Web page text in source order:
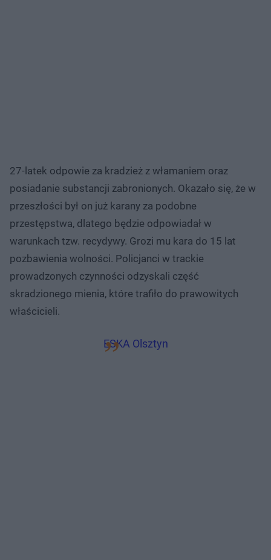
27-latek odpowie za kradzież z włamaniem oraz
posiadanie substancji zabronionych. Okazało się, że w
przeszłości był on już karany za podobne
przestępstwa, dlatego będzie odpowiadał w
warunkach tzw. recydywy. Grozi mu kara do 15 lat
pozbawienia wolności. Policjanci w trackie
prowadzonych czynności odzyskali część
skradzionego mienia, które trafiło do prawowitych
właścicieli.
ESKA Olsztyn